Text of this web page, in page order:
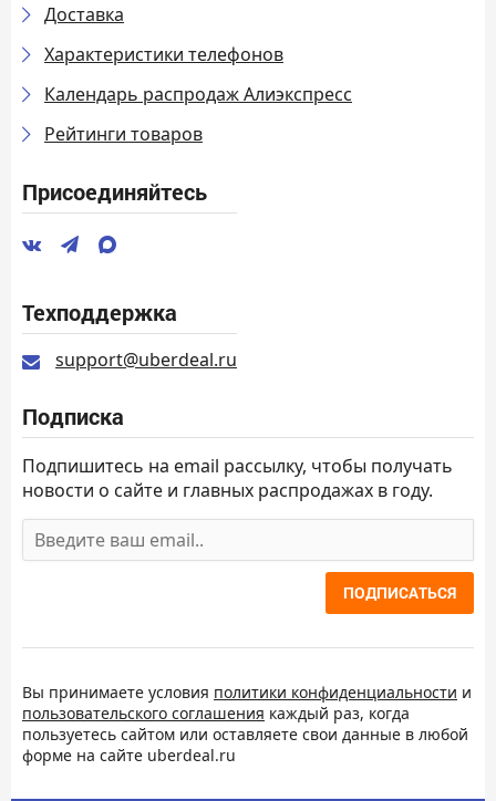
Доставка
Характеристики телефонов
Календарь распродаж Алиэкспресс
Рейтинги товаров
Присоединяйтесь
Техподдержка
support@uberdeal.ru
Подписка
Подпишитесь на email рассылку, чтобы получать
новости о сайте и главных распродажах в году.
ПОДПИСАТЬСЯ
Вы принимаете условия политики конфиденциальности и
пользовательского соглашения каждый раз, когда
пользуетесь сайтом или оставляете свои данные в любой
форме на сайте uberdeal.ru